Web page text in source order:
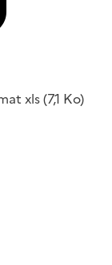
xls(7,1 Ko)